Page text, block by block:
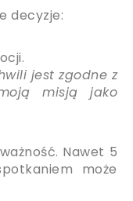
decyzje:
jest zgodne z
misją jako
Nawet 5
może